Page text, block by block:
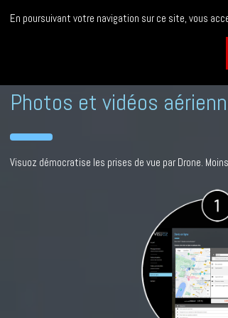
Nous rendons
Photos et vidéos
Visuoz démocratise les prises de vue par Drone.
En poursuivant votre navigation sur ce site, vous